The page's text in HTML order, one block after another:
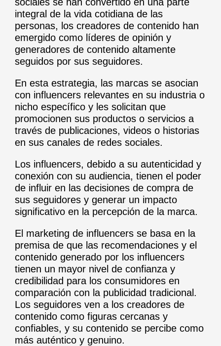
integral de la vida cotidiana de las
personas, los creadores de contenido han
emergido como líderes de opinión y
generadores de contenido altamente
seguidos por sus seguidores.
En esta estrategia, las marcas se asocian
con influencers relevantes en su industria o
nicho específico y les solicitan que
promocionen sus productos o servicios a
través de publicaciones, videos o historias
en sus canales de redes sociales.
Los influencers, debido a su autenticidad y
conexión con su audiencia, tienen el poder
de influir en las decisiones de compra de
sus seguidores y generar un impacto
significativo en la percepción de la marca.
El marketing de influencers se basa en la
premisa de que las recomendaciones y el
contenido generado por los influencers
tienen un mayor nivel de confianza y
credibilidad para los consumidores en
comparación con la publicidad tradicional.
Los seguidores ven a los creadores de
contenido como figuras cercanas y
confiables, y su contenido se percibe como
más auténtico y genuino.